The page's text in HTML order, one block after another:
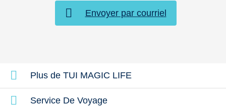
Envoyer par courriel
Plus de TUI MAGIC LIFE
Service De Voyage